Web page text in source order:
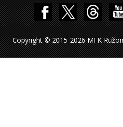
Copyright © 2015-2026 MFK